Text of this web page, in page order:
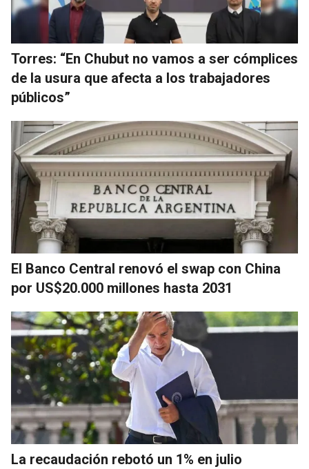
Torres: “En Chubut no vamos a ser cómplices
de la usura que afecta a los trabajadores
públicos”
El Banco Central renovó el swap con China
por US$20.000 millones hasta 2031
La recaudación rebotó un 1% en julio